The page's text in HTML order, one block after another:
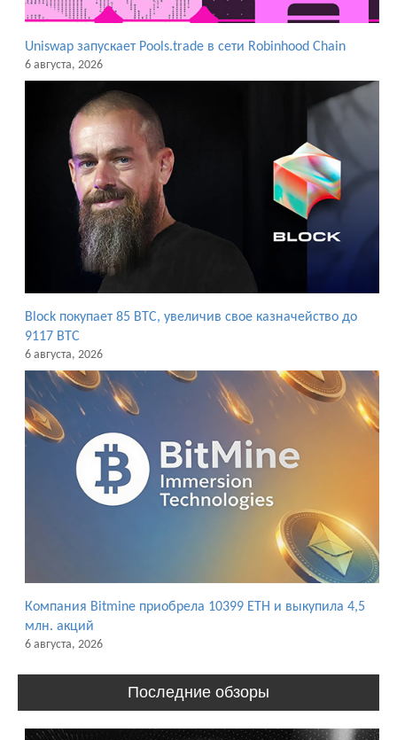
Uniswap запускает Pools.trade в сети Robinhood Chain
6 августа, 2026
Block покупает 85 BTC, увеличив свое казначейство до
9117 BTC
6 августа, 2026
Компания Bitmine приобрела 10399 ETH и выкупила 4,5
млн. акций
6 августа, 2026
Последние обзоры